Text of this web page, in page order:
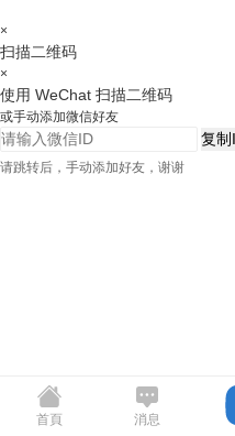
×
扫描二维码
×
使用 WeChat 扫描二维码
或手动添加微信好友
复制
请跳转后，手动添加好友，谢谢
首頁 消息